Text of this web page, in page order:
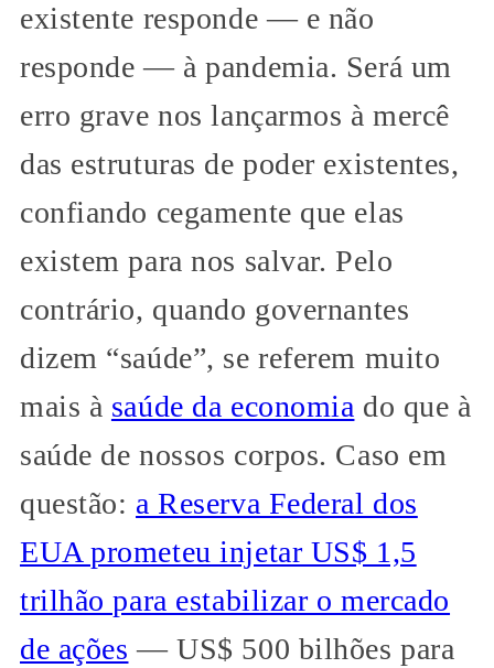
existente responde — e não
responde — à pandemia. Será um
erro grave nos lançarmos à mercê
das estruturas de poder existentes,
confiando cegamente que elas
existem para nos salvar. Pelo
contrário, quando governantes
dizem “saúde”, se referem muito
mais à saúde da economia do que à
saúde de nossos corpos. Caso em
questão: a Reserva Federal dos
EUA prometeu injetar US$ 1,5
trilhão para estabilizar o mercado
de ações — US$ 500 bilhões para